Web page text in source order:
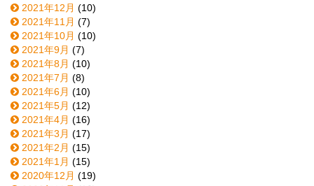
2021年12月 (10)
2021年11月 (7)
2021年10月 (10)
2021年9月 (7)
2021年8月 (10)
2021年7月 (8)
2021年6月 (10)
2021年5月 (12)
2021年4月 (16)
2021年3月 (17)
2021年2月 (15)
2021年1月 (15)
2020年12月 (19)